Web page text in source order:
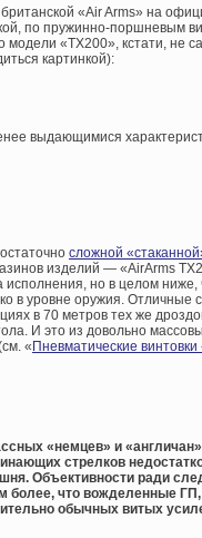
«Air Arms» на
по пружинно-поршневым
«TX200», кстати, не
картинкой):
выдающимися
сложной
изделий — «AirArms
исполнения, но в целом
в уровне оружия. Отличные
в 70 метров тех же
И это из довольно
« Пневматические
«немцев» и
стрелков
Объективности ради
более, что вожделенные
обычных витых